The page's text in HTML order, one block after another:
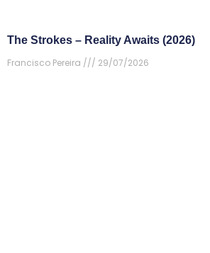
The Strokes – Reality Awaits (2026)
Francisco Pereira
29/07/2026